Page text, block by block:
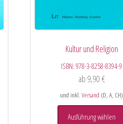
Kultur und Religion
ISBN:978-3-8258-8394-9
ab 9,90 €
und inkl.Versand (D, A, CH)
Ausführung wählen